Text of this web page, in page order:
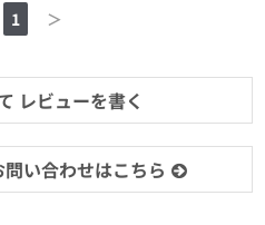
1 ＞
レビューを書く
い合わせはこちら